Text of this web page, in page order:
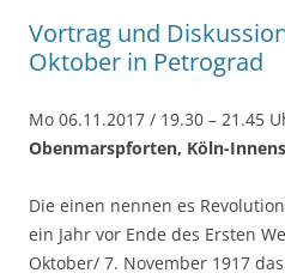
Vortrag und
Oktober in Petrograd
Mo 06.11.2017 / 19.30 – 21.45
Obenmarspforten, Köln-
Die einen nennen es
ein Jahr vor Ende des Ersten
Oktober/ 7. November 1917